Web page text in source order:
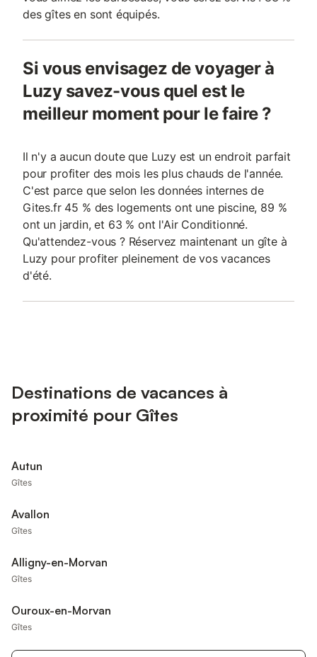
des gîtes en sont équipés.
Si vous envisagez de voyager à
Luzy savez-vous quel est le
meilleur moment pour le faire ?
Il n'y a aucun doute que Luzy est un endroit parfait
pour profiter des mois les plus chauds de l'année.
C'est parce que selon les données internes de
Gites.fr 45 % des logements ont une piscine, 89 %
ont un jardin, et 63 % ont l'Air Conditionné.
Qu'attendez-vous ? Réservez maintenant un gîte à
Luzy pour profiter pleinement de vos vacances
d'été.
Destinations de vacances à
proximité pour Gîtes
Autun
Gîtes
Avallon
Gîtes
Alligny-en-Morvan
Gîtes
Ouroux-en-Morvan
Gîtes